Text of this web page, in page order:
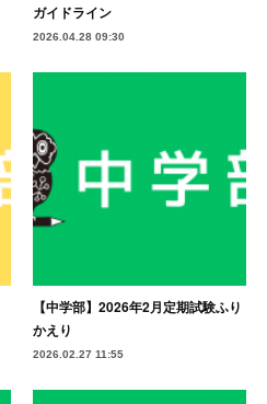
ガイドライン
2026.04.28 09:30
【中学部】2026年2月定期試験ふり
かえり
2026.02.27 11:55